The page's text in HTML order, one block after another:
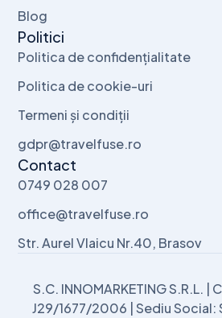
Blog
Politici
Politica de confidențialitate
Politica de cookie-uri
Termeni și condiții
gdpr@travelfuse.ro
Contact
0749 028 007
office@travelfuse.ro
Str. Aurel Vlaicu Nr.40, Brasov
S.C. INNOMARKETING S.R.L. |
J29/1677/2006 | Sediu Social: